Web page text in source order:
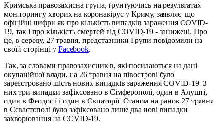
Кримська правозахисна група, ґрунтуючись на результатах
моніторингу хворих на коронавірус у Криму, заявляє, що
офіційні цифри як про кількість випадків зараження COVID-
19, так і про кількість смертей від COVID-19 - занижені. Про
це, в середу, 27 травня, представники Групи повідомили на
своїй сторінці у Facebook.
Так, за словами правозахисників, які посилаються на дані
окупаційної влади, на 26 травня на півострові було
зареєстровано шість нових випадків зараження COVID-19. З
них три випадки зафіксовано в Сімферополі, один в Алушті,
один в Феодосії і один в Євпаторії. Станом на ранок 27 травня
в Севастополі було зафіксовано лише два нові випадки
захворювання на COVID-19.